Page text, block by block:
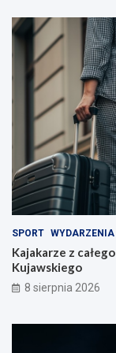
c
i
e
i
!
SPORT WYDARZENIA
Kajakarze z
Kujawskiego
8 sierpnia 2026